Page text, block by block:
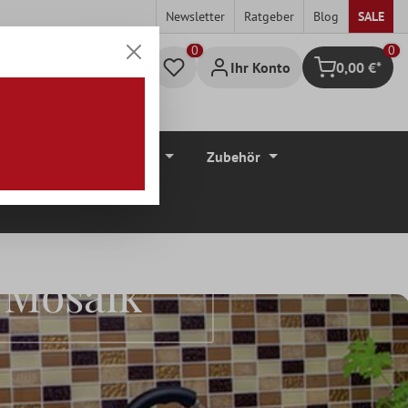
Newsletter Ratgeber Blog SALE
Ihr Konto Warenkorb
0
0,00 €*
Zubehör